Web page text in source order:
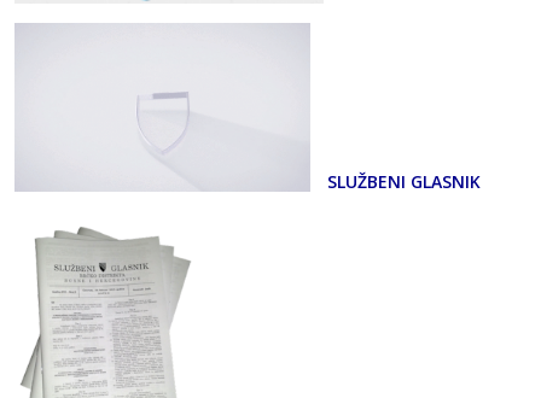
SLUŽBENI GLASNIK